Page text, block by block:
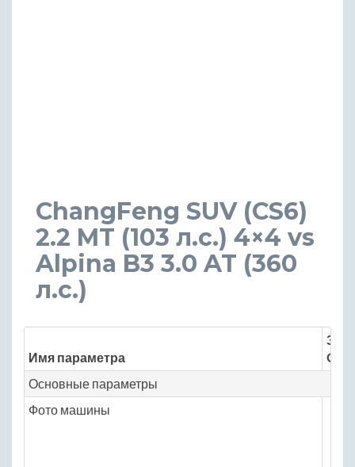
ChangFeng SUV (CS6)
2.2 MT (103 л.с.) 4×4 vs
Alpina B3 3.0 AT (360
л.с.)
Имя параметра
Основные параметры
Фото машины